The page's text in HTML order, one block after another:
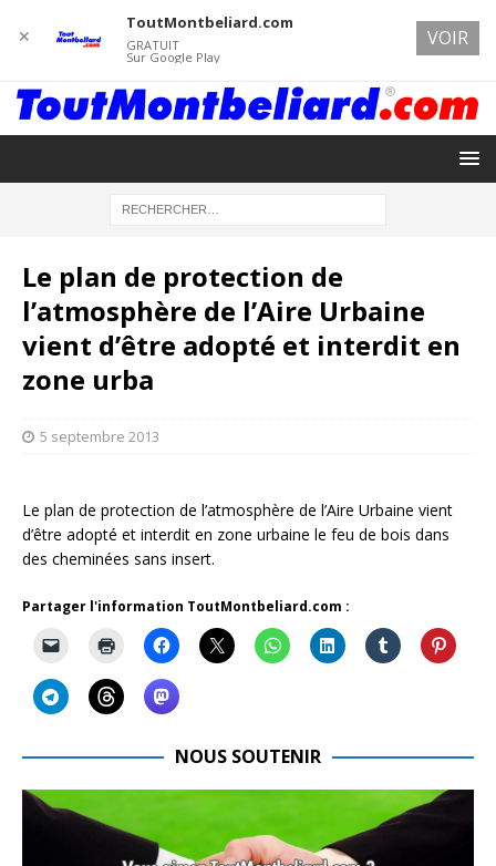
Le plan de protection de
l’atmosphère de l’Aire Urbaine
vient d’être adopté et interdit en
zone urba
5 septembre 2013
Le plan de protection de l’atmosphère de l’Aire Urbaine vient
d’être adopté et interdit en zone urbaine le feu de bois dans
des cheminées sans insert.
Partager l'information ToutMontbeliard.com :
NOUS SOUTENIR
✕
ToutMontbeliard.com
GRATUIT
Sur Google Play
VOIR